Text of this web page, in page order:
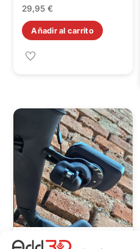
29,95€
Añadir al carrito
Timbre 2 Tornillios